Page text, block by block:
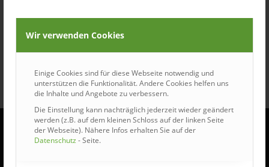
Wir verwenden Cookies
Einige Cookies sind für diese Webseite notwendig und
unterstützen die Funktionalität. Andere Cookies helfen uns
die Inhalte und Angebote zu verbessern.
Die Einstellung kann nachträglich jederzeit wieder geändert
werden (z.B. auf dem kleinen Schloss auf der linken Seite
der Webseite). Nähere Infos erhalten Sie auf der
Datenschutz - Seite.